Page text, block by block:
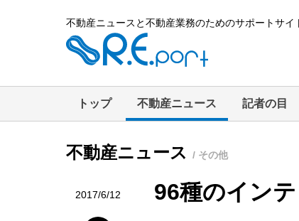
不動産ニュースと不動産業務のためのサポートサイ
トップ 不動産ニュース 記者の目
不動産ニュース / その他
2017/6/12 96種のイン